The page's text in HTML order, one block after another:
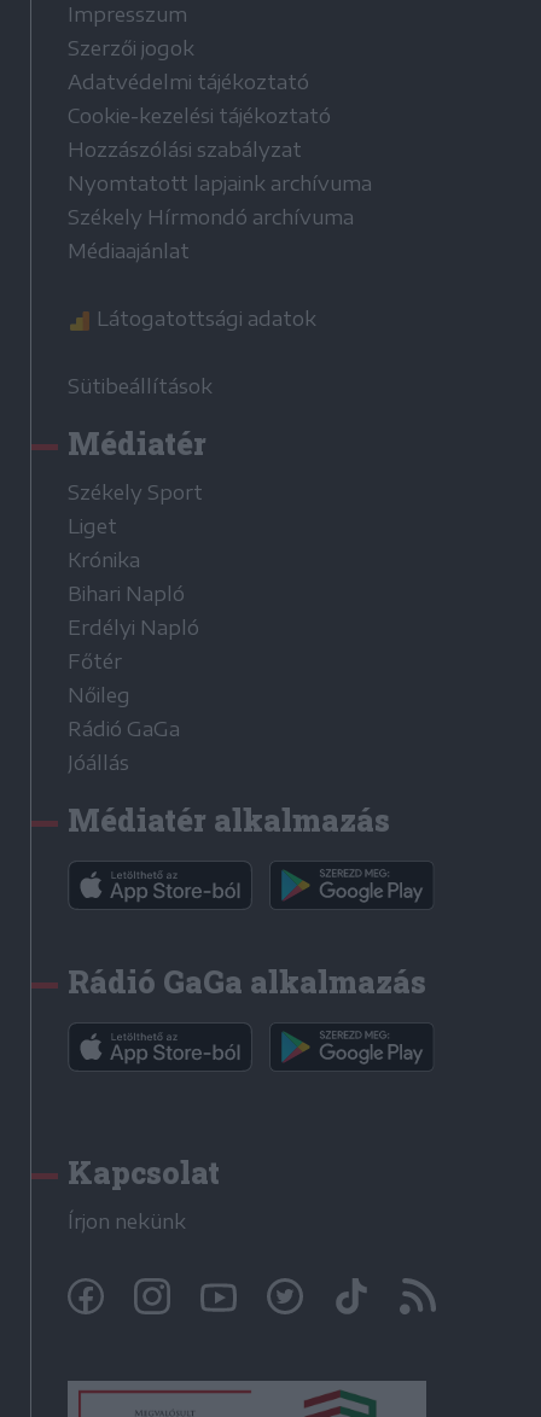
Impresszum
Szerzői jogok
Adatvédelmi tájékoztató
Cookie-kezelési tájékoztató
Hozzászólási szabályzat
Nyomtatott lapjaink archívuma
Székely Hírmondó archívuma
Médiaajánlat
Látogatottsági adatok
Sütibeállítások
Médiatér
Székely Sport
Liget
Krónika
Bihari Napló
Erdélyi Napló
Főtér
Nőileg
Rádió GaGa
Jóállás
Médiatér alkalmazás
Rádió GaGa alkalmazás
Kapcsolat
Írjon nekünk